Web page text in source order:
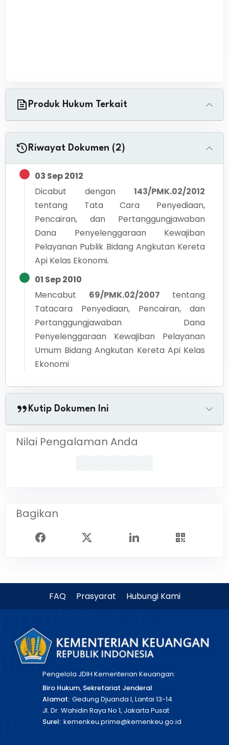
Produk Hukum Terkait
Riwayat Dokumen (2)
03 Sep 2012
Dicabut dengan
143/PMK.02/2012
tentang Tata Cara Penyediaan,
Pencairan, dan Pertanggungjawaban
Dana Penyelenggaraan Kewajiban
Pelayanan Publik Bidang Angkutan Kereta
Api Kelas Ekonomi.
01 Sep 2010
Mencabut
69/PMK.02/2007
tentang
Tatacara Penyediaan, Pencairan, dan
Pertanggungjawaban Dana
Penyelenggaraan Kewajiban Pelayanan
Umum Bidang Angkutan Kereta Api Kelas
Ekonomi
Kutip Dokumen Ini
Nilai Pengalaman Anda
Bagikan
FAQ Prasyarat Hubungi Kami
Pengelola JDIH Kementerian Keuangan:
Biro Hukum, Sekretariat Jenderal
Alamat: Gedung Djuanda I, Lantai 13-14
Jl. Dr. Wahidin Raya No 1, Jakarta Pusat
Surel: kemenkeu.prime@kemenkeu.go.id